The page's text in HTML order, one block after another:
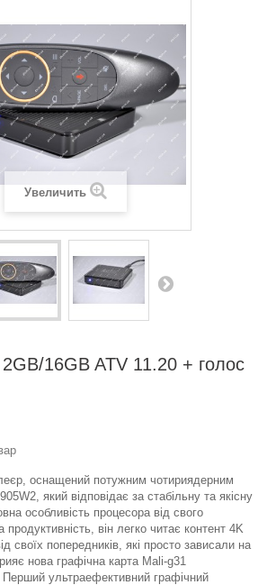
Увеличить
16GB ATV 11.20 + голос
оснащений потужним чотириядерним
який відповідає за стабільну та якісну
особливість процесора від свого
він легко читає контент 4K
своїх попередників, які просто зависали на
нова графічна карта Mali-g31
ультраефективний графічний